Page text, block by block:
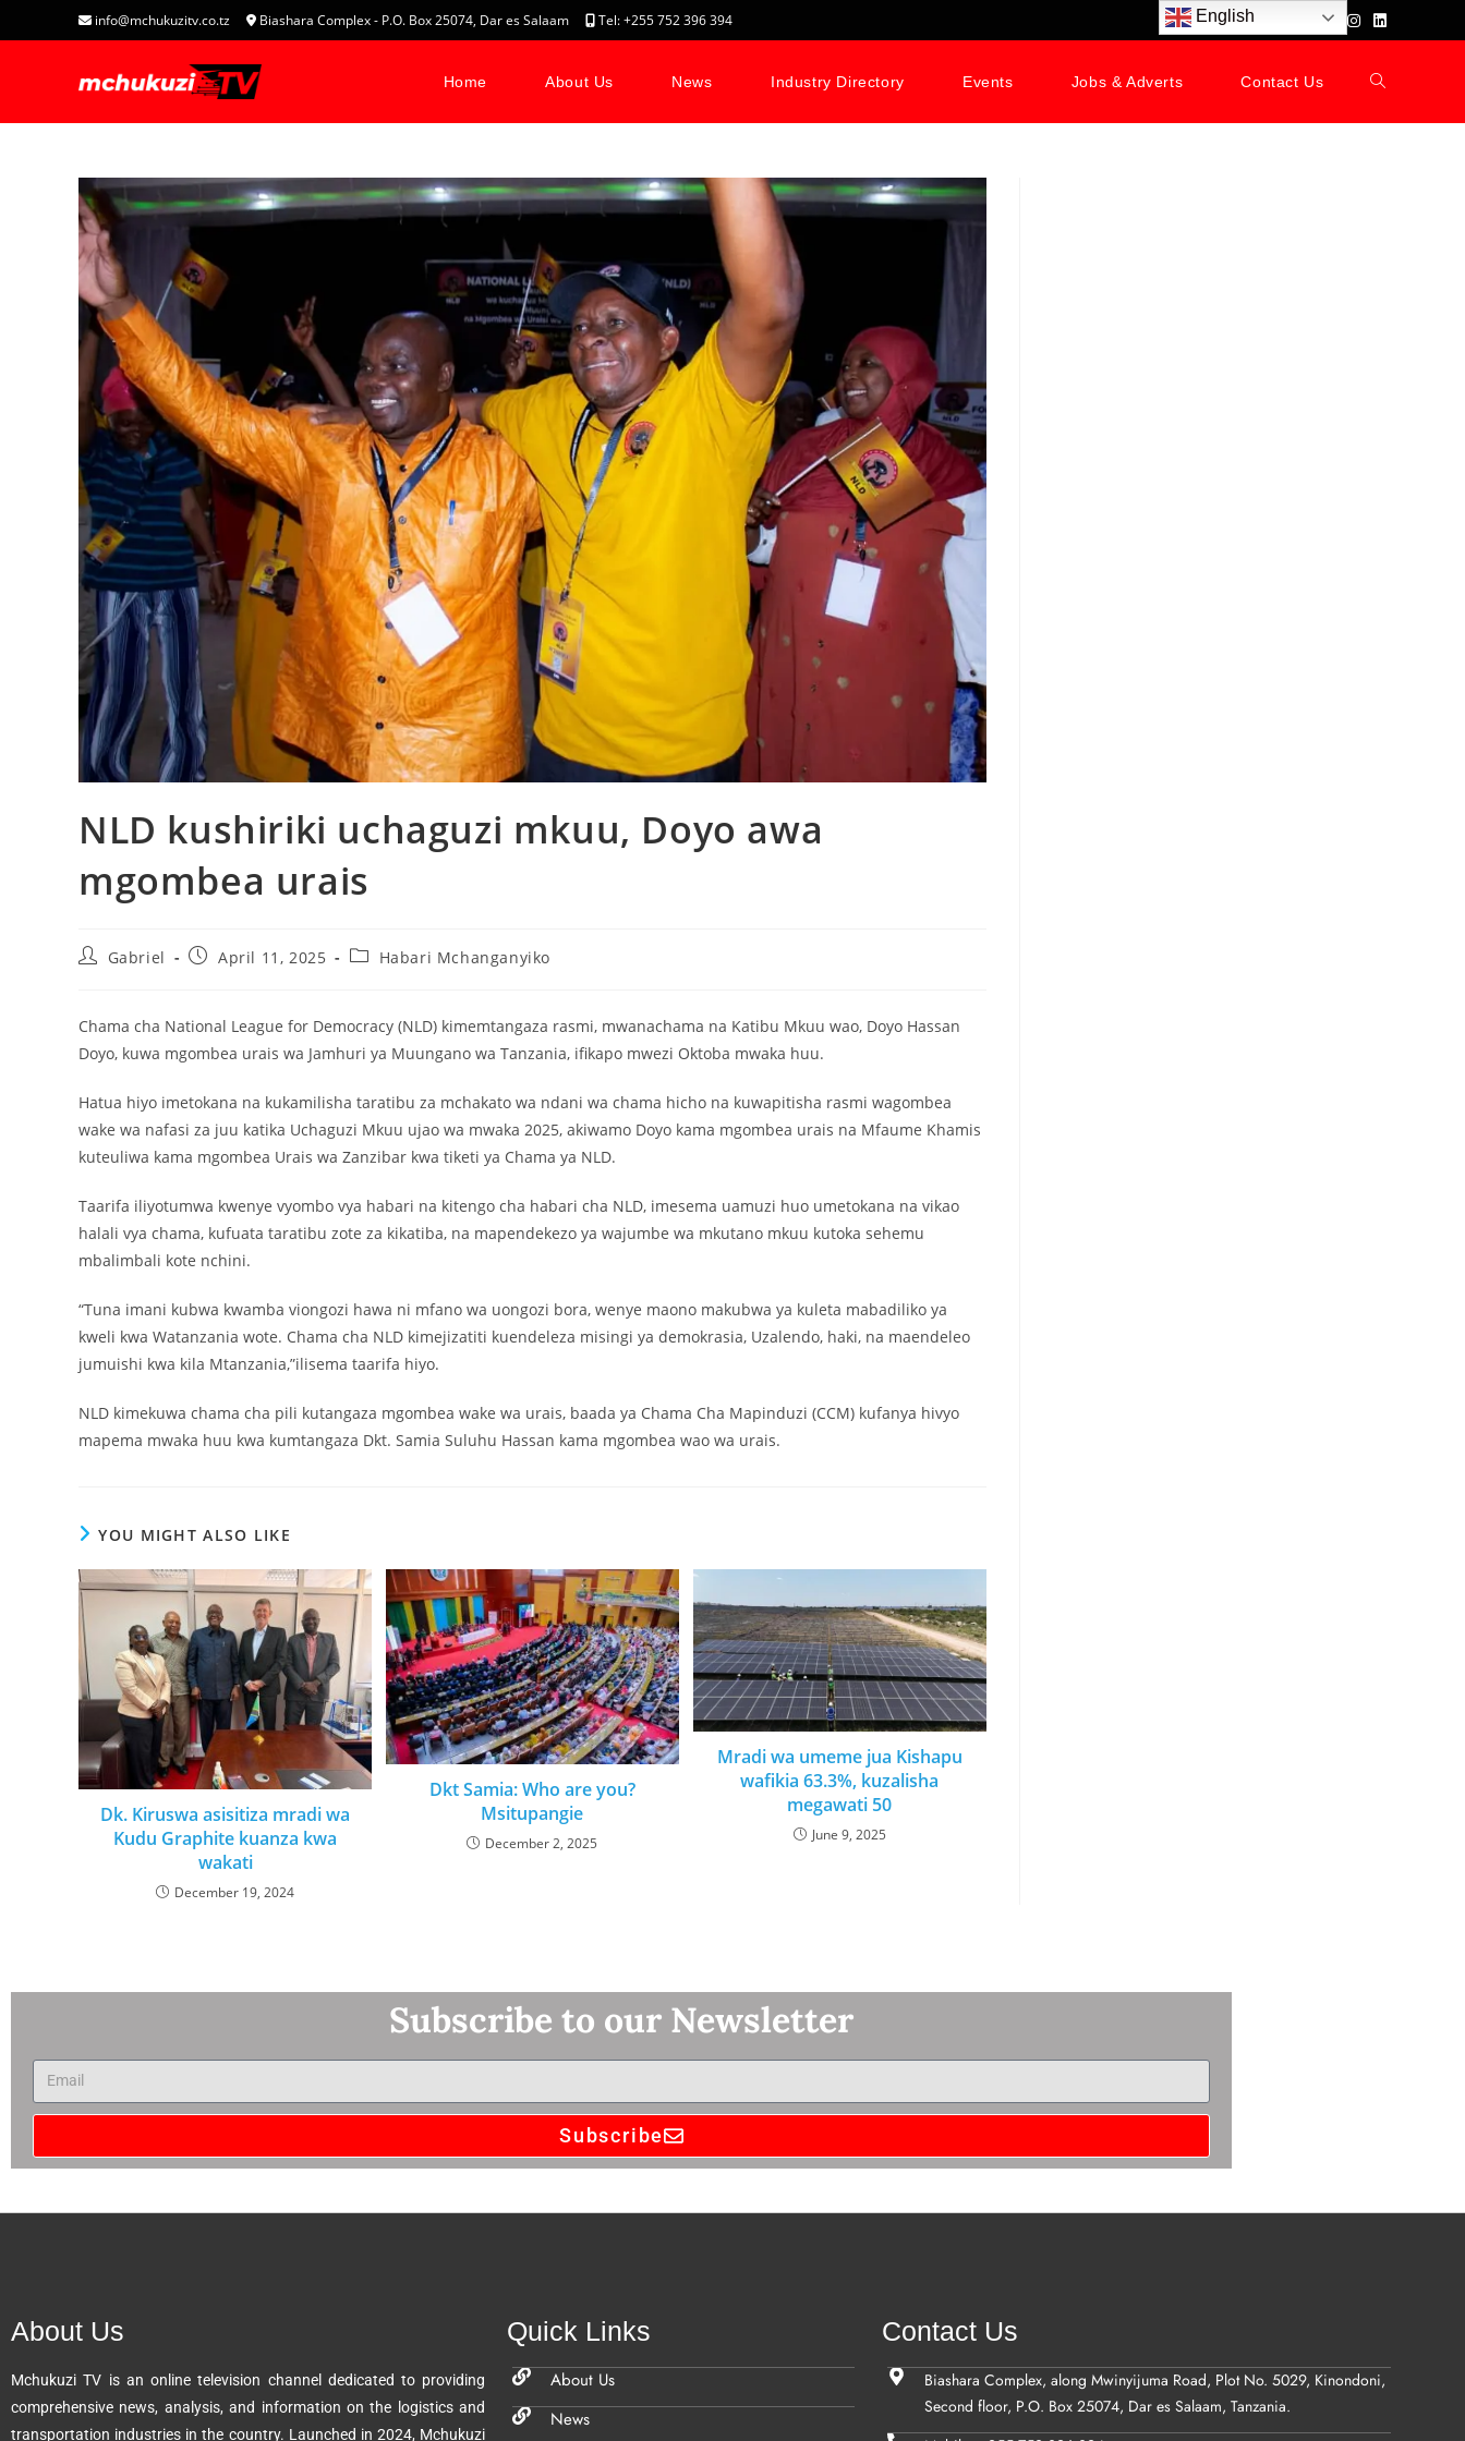
info@mchukuzitv.co.tz Biashara Complex - P.O. Box 25074, Dar es Salaam Tel: +255 752 396 394
Home About Us News Industry Directory Events Jobs & Adverts Contact Us
NLD kushiriki uchaguzi mkuu, Doyo awa
mgombea urais
Gabriel April 11, 2025 Habari Mchanganyiko
Chama cha National League for Democracy (NLD) kimemtangaza rasmi, mwanachama na Katibu Mkuu wao, Doyo Hassan
Doyo, kuwa mgombea urais wa Jamhuri ya Muungano wa Tanzania, ifikapo mwezi Oktoba mwaka huu.
Hatua hiyo imetokana na kukamilisha taratibu za mchakato wa ndani wa chama hicho na kuwapitisha rasmi wagombea
wake wa nafasi za juu katika Uchaguzi Mkuu ujao wa mwaka 2025, akiwamo Doyo kama mgombea urais na Mfaume Khamis
kuteuliwa kama mgombea Urais wa Zanzibar kwa tiketi ya Chama ya NLD.
Taarifa iliyotumwa kwenye vyombo vya habari na kitengo cha habari cha NLD, imesema uamuzi huo umetokana na vikao
halali vya chama, kufuata taratibu zote za kikatiba, na mapendekezo ya wajumbe wa mkutano mkuu kutoka sehemu
mbalimbali kote nchini.
“Tuna imani kubwa kwamba viongozi hawa ni mfano wa uongozi bora, wenye maono makubwa ya kuleta mabadiliko ya
kweli kwa Watanzania wote. Chama cha NLD kimejizatiti kuendeleza misingi ya demokrasia, Uzalendo, haki, na maendeleo
jumuishi kwa kila Mtanzania,”ilisema taarifa hiyo.
NLD kimekuwa chama cha pili kutangaza mgombea wake wa urais, baada ya Chama Cha Mapinduzi (CCM) kufanya hivyo
mapema mwaka huu kwa kumtangaza Dkt. Samia Suluhu Hassan kama mgombea wao wa urais.
YOU MIGHT ALSO LIKE
Dk. Kiruswa asisitiza mradi wa
Kudu Graphite kuanza kwa
wakati
December 19, 2024
Dkt Samia: Who are you?
Msitupangie
December 2, 2025
Mradi wa umeme jua Kishapu
wafikia 63.3%, kuzalisha
megawati 50
June 9, 2025
Subscribe to our Newsletter
Subscribe
A
a
i
v
About Us
Mchukuzi TV is an online television channel dedicated to providing
comprehensive news, analysis, and information on the logistics and
transportation industries in the country. Launched in 2024, Mchukuzi
Quick Links
About Us
News
Contact Us
Biashara Complex, along Mwinyijuma Road, Plot No. 5029, Kinondoni,
Second floor, P.O. Box 25074, Dar es Salaam, Tanzania.
English